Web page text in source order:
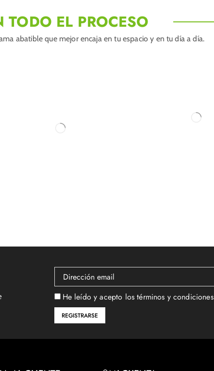
EL PROCESO
abatible que mejor encaja en tu espacio y en tu día a día.
He leído y acepto los términos y condiciones